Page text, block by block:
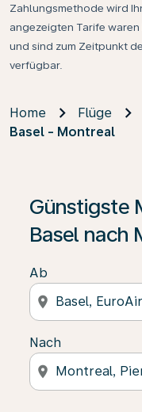
Zahlungsmethode wird
angezeigten Tarife
und sind zum Zeitpunkt
verfügbar.
Home Flüge
Basel - Montreal
Günstigste
Basel nach
Ab
location_on
Nach
location_on